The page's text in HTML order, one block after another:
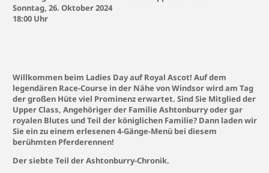
Sonntag, 26. Oktober 2024
18:00 Uhr
Willkommen beim Ladies Day auf Royal Ascot! Auf dem
legendären Race-Course in der Nähe von Windsor wird am Tag
der großen Hüte viel Prominenz erwartet. Sind Sie Mitglied der
Upper Class, Angehöriger der Familie Ashtonburry oder gar
royalen Blutes und Teil der königlichen Familie? Dann laden wir
Sie ein zu einem erlesenen 4-Gänge-Menü bei diesem
berühmten Pferderennen!
Der siebte Teil der Ashtonburry-Chronik.